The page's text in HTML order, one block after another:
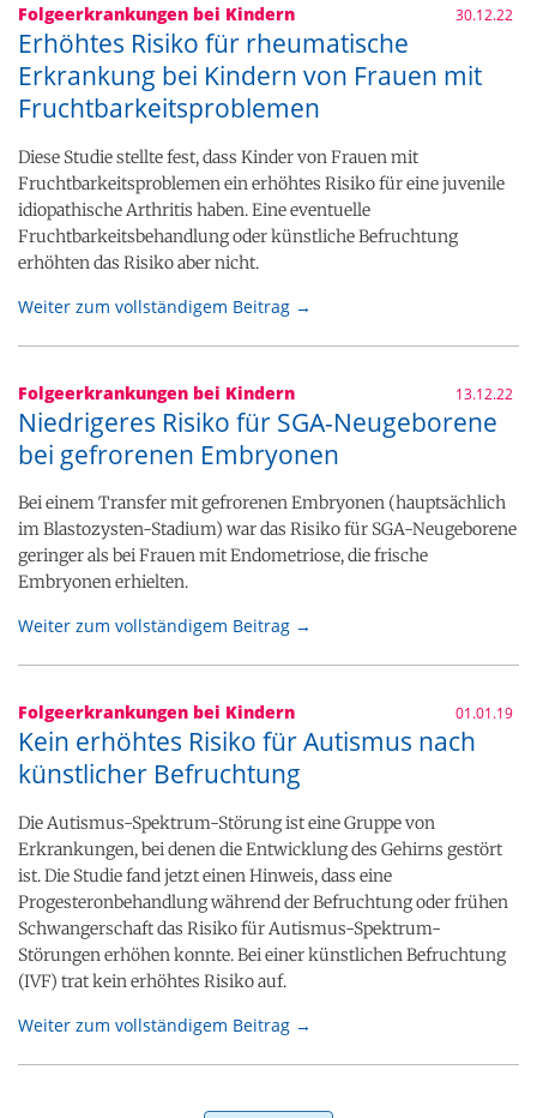
Folgeerkrankungen bei Kindern 30.12.22
Erhöhtes Risiko für rheumatische
Erkrankung bei Kindern von Frauen mit
Fruchtbarkeitsproblemen
Diese Studie stellte fest, dass Kinder von Frauen mit
Fruchtbarkeitsproblemen ein erhöhtes Risiko für eine juvenile
idiopathische Arthritis haben. Eine eventuelle
Fruchtbarkeitsbehandlung oder künstliche Befruchtung
erhöhten das Risiko aber nicht.
Weiter zum vollständigem Beitrag →
Folgeerkrankungen bei Kindern 13.12.22
Niedrigeres Risiko für SGA-Neugeborene
bei gefrorenen Embryonen
Bei einem Transfer mit gefrorenen Embryonen (hauptsächlich
im Blastozysten-Stadium) war das Risiko für SGA-Neugeborene
geringer als bei Frauen mit Endometriose, die frische
Embryonen erhielten.
Weiter zum vollständigem Beitrag →
Folgeerkrankungen bei Kindern 01.01.19
Kein erhöhtes Risiko für Autismus nach
künstlicher Befruchtung
Die Autismus-Spektrum-Störung ist eine Gruppe von
Erkrankungen, bei denen die Entwicklung des Gehirns gestört
ist. Die Studie fand jetzt einen Hinweis, dass eine
Progesteronbehandlung während der Befruchtung oder frühen
Schwangerschaft das Risiko für Autismus-Spektrum-
Störungen erhöhen konnte. Bei einer künstlichen Befruchtung
(IVF) trat kein erhöhtes Risiko auf.
Weiter zum vollständigem Beitrag →